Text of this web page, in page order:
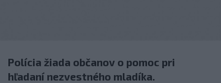
Polícia žiada občanov o pomoc pri
hľadaní nezvestného mladíka.